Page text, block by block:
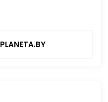
PLANETA.BY